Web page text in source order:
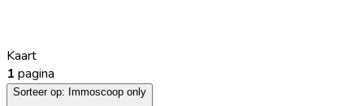
Kaart
1 pagina
Sorteer op: Immoscoop only